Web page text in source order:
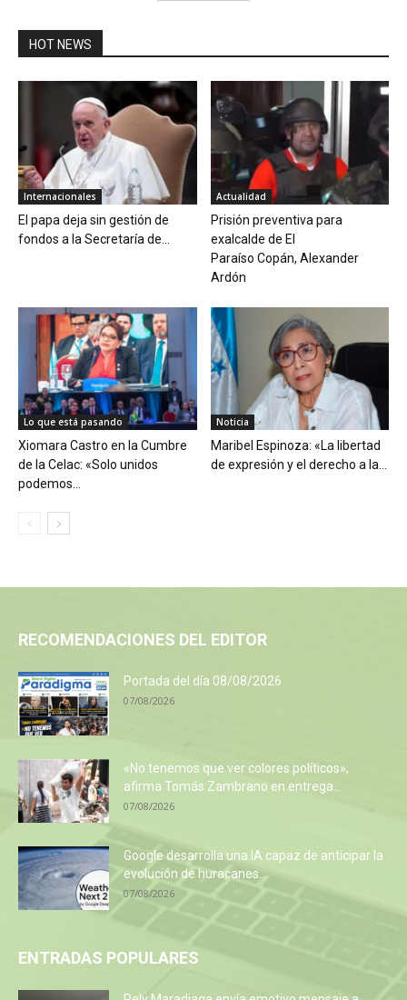
HOT NEWS
Internacionales
El papa deja sin gestión de
fondos a la Secretaría de...
Actualidad
Prisión preventiva para
exalcalde de El
Paraíso Copán, Alexander
Ardón
Lo que está pasando
Xiomara Castro en la Cumbre
de la Celac: «Solo unidos
podemos...
Noticia
Maribel Espinoza: «La libertad
de expresión y el derecho a la...
RECOMENDACIONES DEL EDITOR
Portada del día 08/08/2026
07/08/2026
«No tenemos que ver colores políticos»,
afirma Tomás Zambrano en entrega...
07/08/2026
Google desarrolla una IA capaz de anticipar la
evolución de huracanes...
07/08/2026
ENTRADAS POPULARES